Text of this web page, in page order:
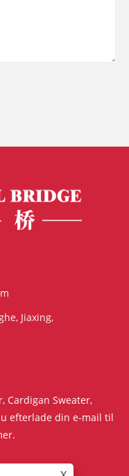
Jiaxing,
Cardigan Sweater,
efterlade din e-mail til